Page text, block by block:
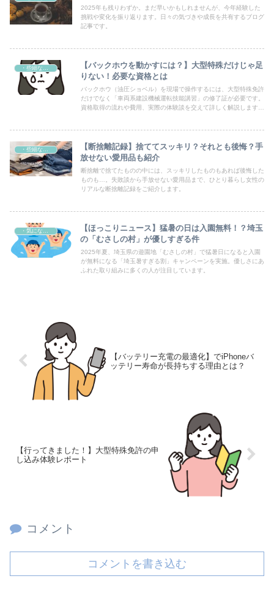
2025年も残りわずか。まだ早いかもしれませんが、今年経験した
挑戦や変化を振り返ります。日々の気づきや成長を共有するブログ
記事です。
【バックホウを動かすには？】大型特殊だけじゃ足
りない！必要な資格とは
バックホウ（油圧ショベル）を現場で操作するには、大型特殊免許
だけでなく「車両系建設機械運転技能講習」の修了証が必要です。
資格取得の流れや費用、実際の体験談を交えて詳しく解説します。
【断捨離記録】捨ててスッキリ？それとも後悔？手
放せない愛用品も紹介
断捨離で捨てたものの中には、スッキリしたものもあれば後悔した
ものも…。失敗談から手放せない愛用品まで、ひとり暮らし女性の
リアルな断捨離記録をご紹介します。
【ほっこりニュース】猛暑の日は入園無料！？埼玉
の「むさしの村」が優しすぎる件
2025年夏、埼玉県の遊園地「むさしの村」で猛暑日になると入園
が無料になる「埼玉暑すぎる割」キャンペーンを実施。優しさにあ
ふれた取り組みに多くの人が注目しています。
【バッテリー充電の最適化】でiPhoneバ
ッテリー寿命が長持ちする理由とは？
【行ってきました！】大型特殊免許の申
し込み体験レポート
コメント
コメントを書き込む